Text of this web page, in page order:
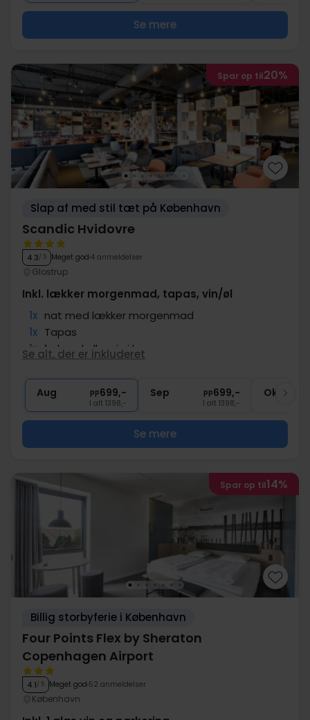
Se mere
Spar op til20%
Slap af med stil tæt på København
Scandic Hvidovre
4.3/ 5 Meget god 4 anmeldelser
Glostrup
Inkl. lækker morgenmad, tapas, vin/øl
1x nat med lækker morgenmad
1x Tapas
1x 1 glas øl eller vin i baren
∞ Gratis parkering
Se alt, der er inkluderet
Aug pp699,-
I alt 1398,-
Sep pp699,-
I alt 1398,-
Okt
Se mere
Spar op til14%
Billig storbyferie i København
Four Points Flex by Sheraton
Copenhagen Airport
4.1/ 5 Meget god 52 anmeldelser
København